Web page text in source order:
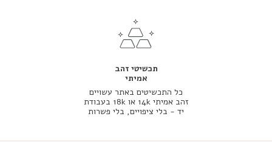
תכשיטי זהב
אמיתי
כל התכשיטים באתר עשויים
זהב אמיתי 14k או 18k בעבודת
יד - בלי ציפויים, בלי פשרות